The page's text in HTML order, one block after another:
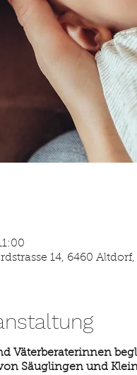
14, 6460
Väterberaterinnen
Säuglingen und